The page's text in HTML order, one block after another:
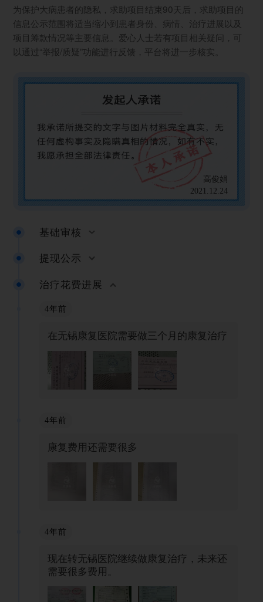
为保护大病患者的隐私，求助项目结束90天后，求助项目的
信息公示范围将适当缩小到患者身份、病情、治疗进展以及
项目筹款情况等主要信息。爱心人士若有项目相关疑问，可
以通过“举报/质疑”功能进行反馈，平台将进一步核实。
高俊娟
2021.12.24
基础审核
提现公示
治疗花费进展
4年前
在无锡康复医院需要做三个月的康复治疗
4年前
康复费用还需要很多
4年前
现在转无锡医院继续做康复治疗，未来还
需要很多费用。